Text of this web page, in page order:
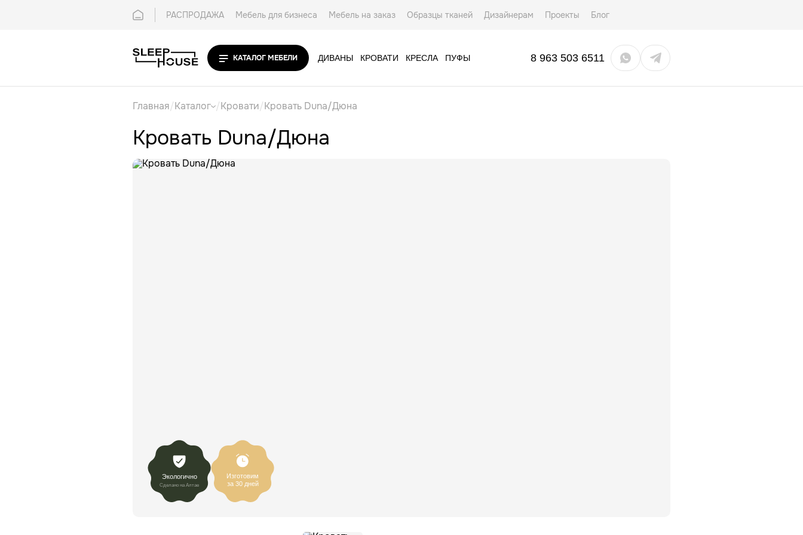
РАСПРОДАЖА Мебель для бизнеса Мебель на заказ Образцы тканей Дизайнерам Проекты Блог
Покупателям Контакты
КАТАЛОГ МЕБЕЛИ ДИВАНЫ КРОВАТИ КРЕСЛА ПУФЫ
АКСЕССУАРЫ
8 963 503 6511
Главная/Каталог /Кровати/Кровать Duna/Дюна
Экологично
Сделано на Алтае
Изготовим
за 30 дней
Кровать Duna/Дюна